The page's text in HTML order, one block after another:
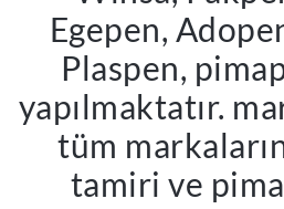
Egepen,
Plaspen,
yapılmaktatır.
tüm
tamiri ve